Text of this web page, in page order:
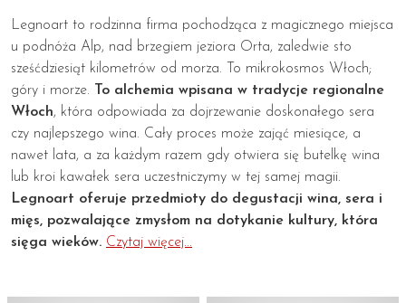
Legnoart to rodzinna firma pochodząca z magicznego miejsca
u podnóża Alp, nad brzegiem jeziora Orta, zaledwie sto
sześćdziesiąt kilometrów od morza. To mikrokosmos Włoch;
góry i morze.
To alchemia wpisana w tradycje regionalne
Włoch, która odpowiada za dojrzewanie doskonałego sera
czy najlepszego wina. Cały proces może zająć miesiące, a
nawet lata, a za każdym razem gdy otwiera się butelkę wina
lub kroi kawałek sera uczestniczymy w tej samej magii.
Legnoart oferuje przedmioty do degustacji wina, sera i
mięs, pozwalające zmysłom na dotykanie kultury, która
sięga wieków. Czytaj więcej...